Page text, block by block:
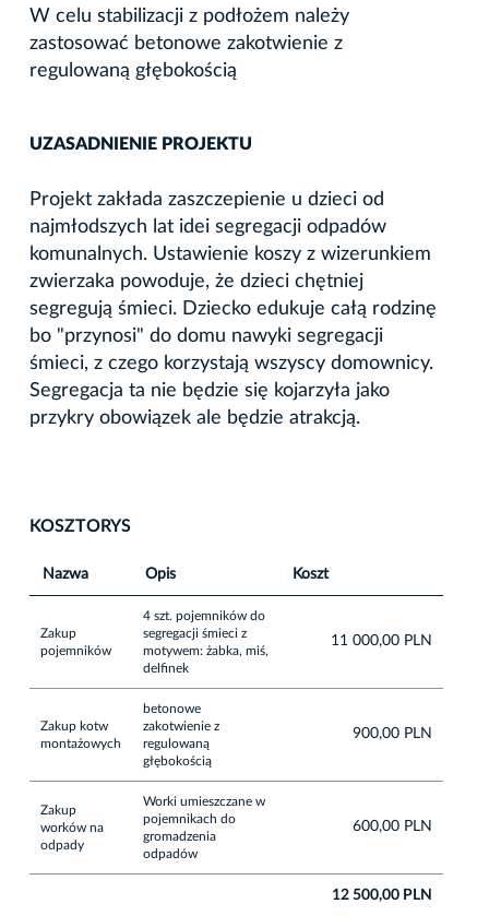
W celu stabilizacji z podłożem należy
zastosować betonowe zakotwienie z
regulowaną głębokością
UZASADNIENIE PROJEKTU
Projekt zakłada zaszczepienie u dzieci od
najmłodszych lat idei segregacji odpadów
komunalnych. Ustawienie koszy z wizerunkiem
zwierzaka powoduje, że dzieci chętniej
segregują śmieci. Dziecko edukuje całą rodzinę
bo "przynosi" do domu nawyki segregacji
śmieci, z czego korzystają wszyscy domownicy.
Segregacja ta nie będzie się kojarzyła jako
przykry obowiązek ale będzie atrakcją.
KOSZTORYS
Nazwa Opis Koszt
Zakup
pojemników
4 szt. pojemników do
segregacji śmieci z
motywem: żabka, miś,
delfinek
11 000,00 PLN
Zakup kotw
montażowych
betonowe
zakotwienie z
regulowaną
głębokością
900,00 PLN
Zakup
worków na
odpady
Worki umieszczane w
pojemnikach do
gromadzenia
odpadów
600,00 PLN
12 500,00 PLN